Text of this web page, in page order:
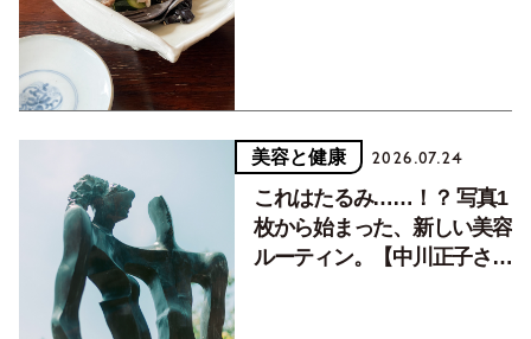
美容と健康 2026.07.24
これはたるみ……！？ 写真1
枚から始まった、新しい美容
ルーティン。【中川正子さん